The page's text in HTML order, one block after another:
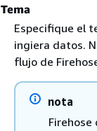
Tema
Especifique el
ingiera datos.
flujo de
nota